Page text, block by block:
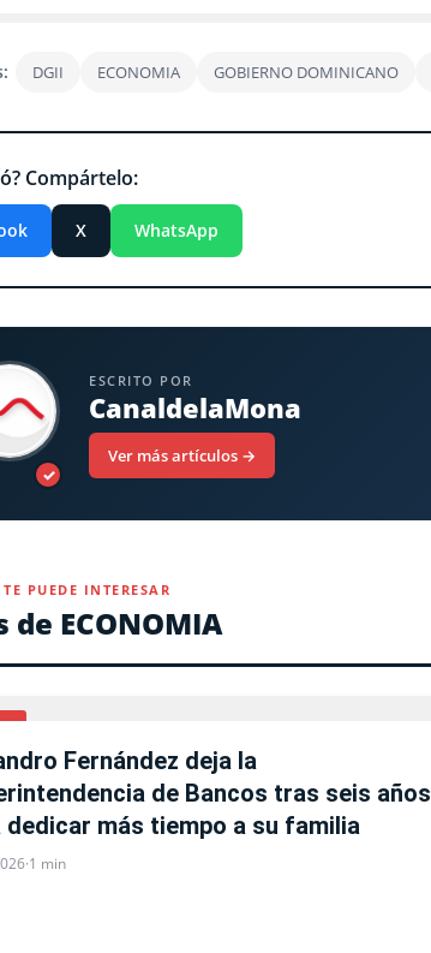
DGII ECONOMIA GOBIERNO DOMINICANO
Compártelo:
X WhatsApp
✓
ESCRITO POR
CanaldelaMona
Ver más artículos →
PUEDE INTERESAR
de ECONOMIA
Fernández deja la
de Bancos tras seis años
dedicar más tiempo a su familia
·1 min